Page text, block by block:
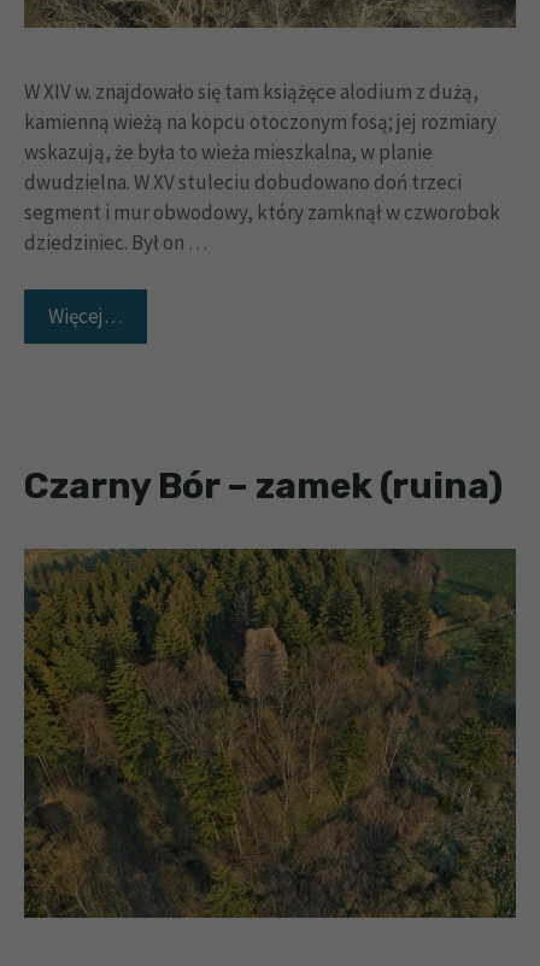
W XIV w. znajdowało się tam książęce alodium z dużą,
kamienną wieżą na kopcu otoczonym fosą; jej rozmiary
wskazują, że była to wieża mieszkalna, w planie
dwudzielna. W XV stuleciu dobudowano doń trzeci
segment i mur obwodowy, który zamknął w czworobok
dziedziniec. Był on …
Więcej…
Czarny Bór – zamek (ruina)